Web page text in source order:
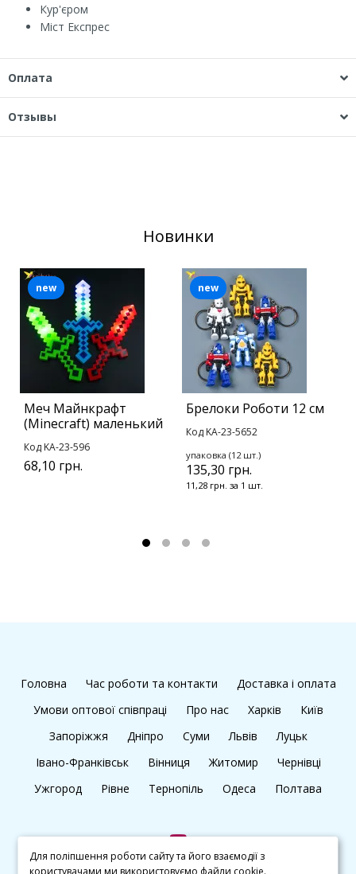
Кур'єром
Міст Експрес
Оплата
Отзывы
Новинки
Меч Майнкрафт
(Minecraft) маленький
Код KA-23-596
68,10 грн.
new
Брелоки Роботи 12 см
Код KA-23-5652
упаковка (12 шт.)
135,30 грн.
11,28 грн. за 1 шт.
new
Головна Час роботи та контакти
Доставка і оплата
Умови оптової співпраці
Про нас Харків
Київ
Запоріжжя
Дніпро Суми Львів
Луцьк
Івано-Франківськ
Вінниця Житомир
Чернівці
Ужгород
Рівне Тернопіль Одеса Полтава
Для поліпшення роботи сайту та його взаємодії з
користувачами ми використовуємо файли cookie.